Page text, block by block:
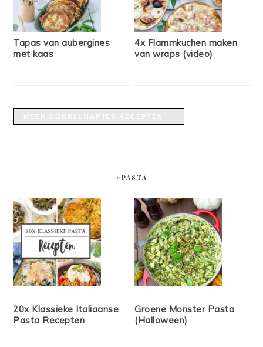
Tapas van aubergines
met kaas
4x Flammkuchen maken
van wraps (video)
#PASTA
20x Klassieke Italiaanse
Pasta Recepten
Groene Monster Pasta
(Halloween)